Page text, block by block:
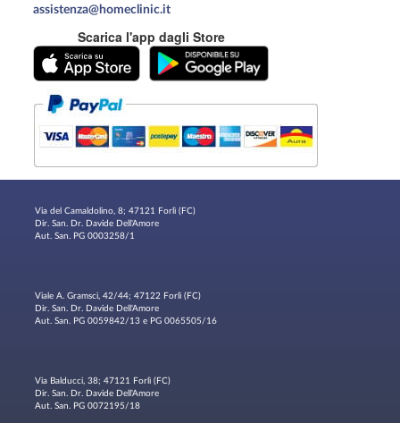
assistenza@homeclinic.it
Scarica l'app dagli Store
Via del Camaldolino, 8; 47121 Forlì (FC)
Dir. San. Dr. Davide Dell'Amore
Aut. San. PG 0003258/1
Viale A. Gramsci, 42/44; 47122 Forlì (FC)
Dir. San. Dr. Davide Dell'Amore
Aut. San. PG 0059842/13 e PG 0065505/16
Via Balducci, 38; 47121 Forlì (FC)
Dir. San. Dr. Davide Dell'Amore
Aut. San. PG 0072195/18